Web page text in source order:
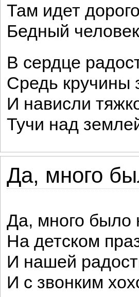
Там идет
Бедный
В сердце
Средь кручины
И нависли
Тучи над
Да, много
Да, много было
На детском
И нашей
И с звонким